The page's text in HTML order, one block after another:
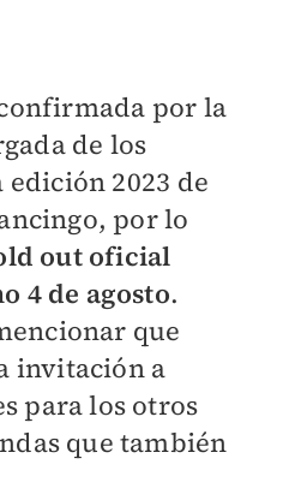
por la
de los
2023 de
por lo
out oficial
4 de agosto.
que
invitación a
para los otros
que también